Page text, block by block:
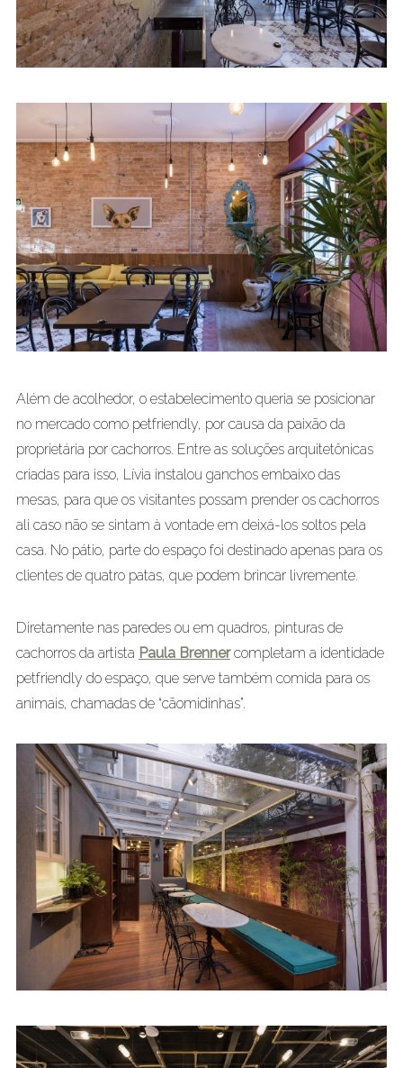
Além de acolhedor, o estabelecimento queria se posicionar
no mercado como petfriendly, por causa da paixão da
proprietária por cachorros. Entre as soluções arquitetônicas
criadas para isso, Lívia instalou ganchos embaixo das
mesas, para que os visitantes possam prender os cachorros
ali caso não se sintam à vontade em deixá-los soltos pela
casa. No pátio, parte do espaço foi destinado apenas para os
clientes de quatro patas, que podem brincar livremente.
Diretamente nas paredes ou em quadros, pinturas de
cachorros da artista Paula Brennercompletam a identidade
petfriendly do espaço, que serve também comida para os
animais, chamadas de “cãomidinhas”.